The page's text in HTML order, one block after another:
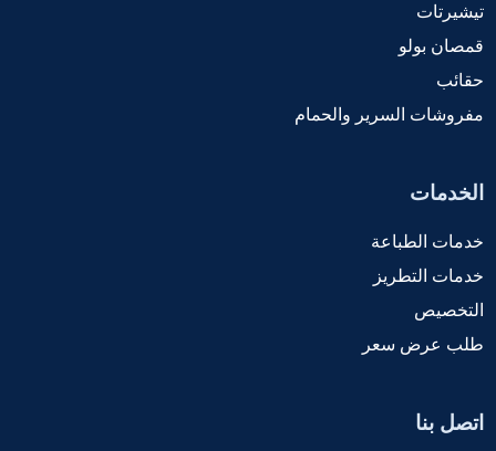
تيشيرتات
قمصان بولو
حقائب
مفروشات السرير والحمام
الخدمات
خدمات الطباعة
خدمات التطريز
التخصيص
طلب عرض سعر
اتصل بنا